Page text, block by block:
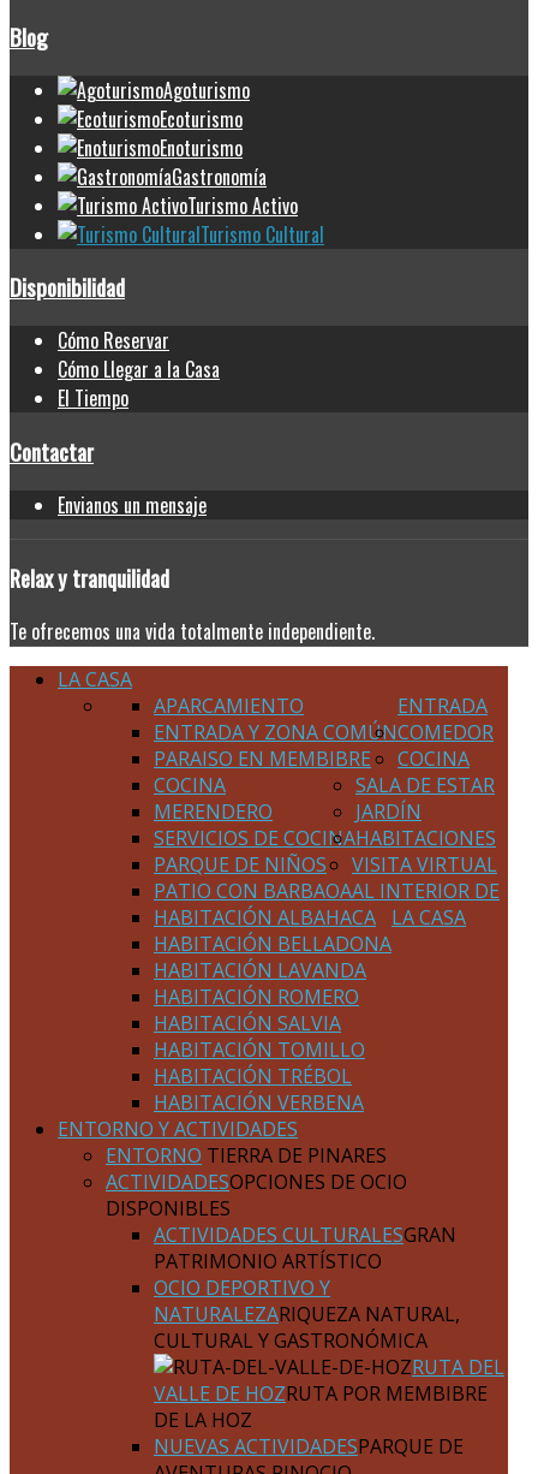
Blog
Agoturismo
Ecoturismo
Enoturismo
Gastronomía
Turismo Activo
Turismo Cultural
Disponibilidad
Cómo Reservar
Cómo Llegar a la Casa
El Tiempo
Contactar
Envianos un mensaje
Relaxy tranquilidad
Te ofrecemos una vida totalmente independiente.
LA CASA
ENTRADA
APARCAMIENTO
ENTRADA Y ZONA COMÚN
PARAISO EN MEMBIBRE
COMEDOR
COCINA
COCINA
MERENDERO
SERVICIOS DE COCINA
SALA DE ESTAR
JARDÍN
PARQUE DE NIÑOS
PATIO CON BARBAOA
HABITACIONES
HABITACIÓN ALBAHACA
HABITACIÓN BELLADONA
HABITACIÓN LAVANDA
HABITACIÓN ROMERO
HABITACIÓN SALVIA
HABITACIÓN TOMILLO
HABITACIÓN TRÉBOL
HABITACIÓN VERBENA
VISITA VIRTUAL
AL INTERIOR DE
LA CASA
ENTORNO Y ACTIVIDADES
ENTORNO TIERRA DE PINARES
ACTIVIDADESOPCIONES DE OCIO
DISPONIBLES
ACTIVIDADES CULTURALESGRAN
PATRIMONIO ARTÍSTICO
OCIO DEPORTIVO Y
NATURALEZARIQUEZA NATURAL,
CULTURAL Y GASTRONÓMICA
RUTA DEL
VALLE DE HOZRUTA POR MEMBIBRE
DE LA HOZ
NUEVAS ACTIVIDADESPARQUE DE